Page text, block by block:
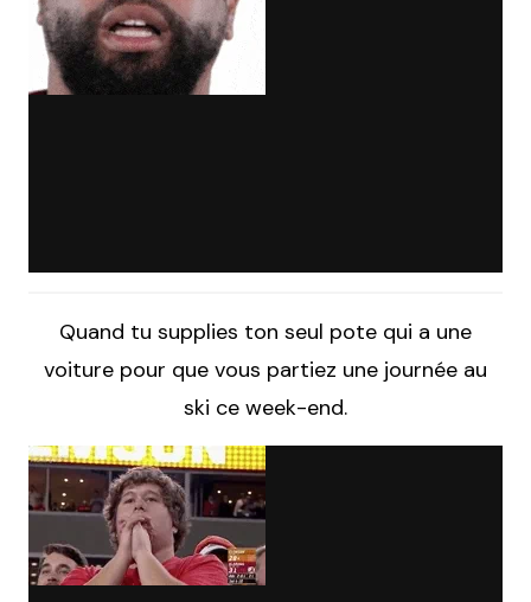
Quand tu supplies ton seul pote qui a une
voiture pour que vous partiez une journée au
ski ce week-end.